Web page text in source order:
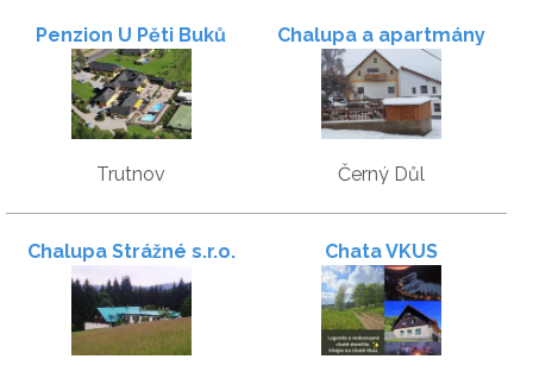
Penzion U Pěti Buků
Trutnov
Chalupa a apartmány
Marika
Černý Důl
Chalupa Strážné s.r.o. Chata VKUS